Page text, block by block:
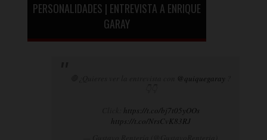
PERSONALIDADES | ENTREVISTA A ENRIQUE
GARAY
@quiquegaray
https://t.co/bj7t05yOOs
https://t.co/NrsCvK83RJ